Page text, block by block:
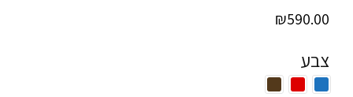
₪590.00
צבע